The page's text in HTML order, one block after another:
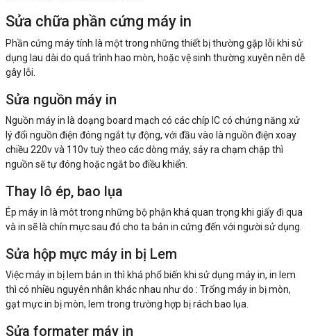
Sửa chữa phần cứng máy in
Phần cứng máy tính là một trong những thiết bị thường gặp lỗi khi sử
dụng lau dài do quá trình hao mòn, hoặc vệ sinh thường xuyên nên dễ
gây lỗi.
Sửa nguồn máy in
Nguồn máy in là doạng board mạch có các chíp IC có chứng năng xử
lý đổi nguồn điện đóng ngắt tự động, với đầu vào là nguồn điện xoay
chiều 220v và 110v tuỳ theo các dòng máy, sảy ra chạm chập thì
nguồn sẽ tự đóng hoặc ngắt bo điều khiển.
Thay lô ép, bao lụa
Ép máy in là môt trong những bộ phận khá quan trọng khi giấy đi qua
và in sẽ là chín mực sau đó cho ta bản in cứng đến với người sử dụng.
Sửa hộp mực máy in bị Lem
Việc máy in bị lem bản in thì khá phổ biến khi sử dụng máy in, in lem
thì có nhiều nguyên nhân khác nhau như do : Trống máy in bị mòn,
gạt mực in bị mòn, lem trong trường hợp bị rách bao lụa.
Sửa formater máy in